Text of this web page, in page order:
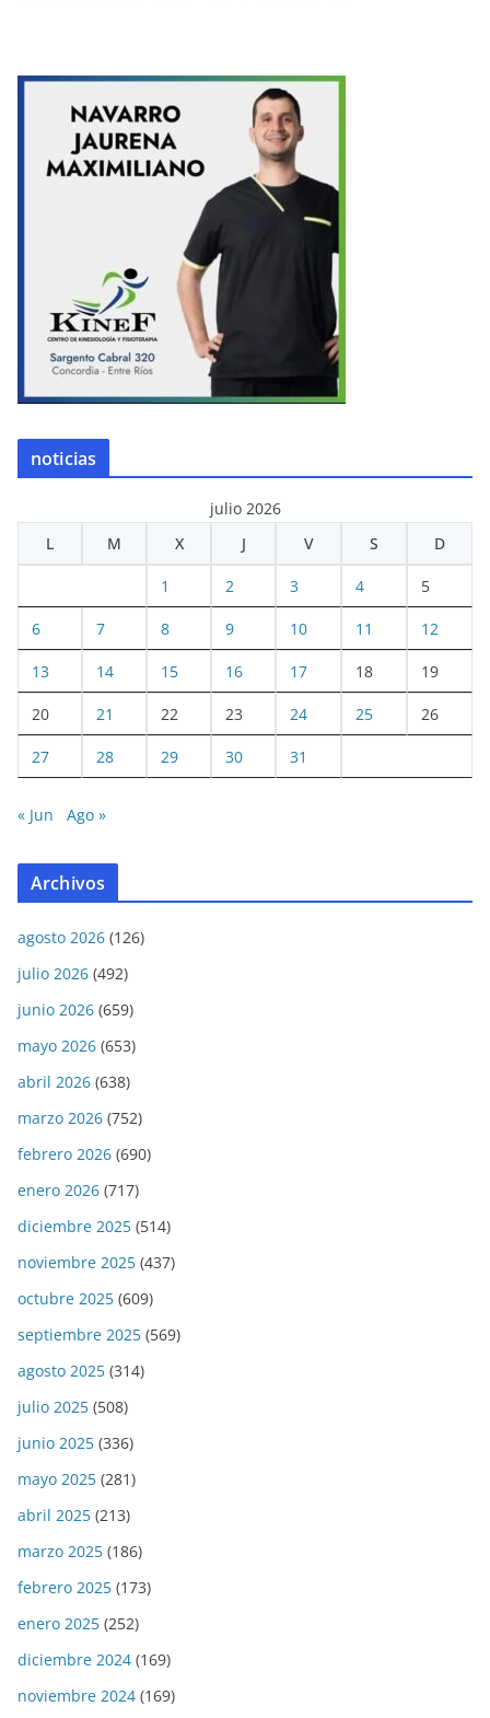
noticias
julio 2026
L
M X J V S D
1 2 3 4 5
6 7 8 9 10 11 12
13 14 15 16 17 18 19
20 21 22 23 24 25 26
27 28 29 30 31
« Jun Ago »
Archivos
agosto 2026 (126)
julio 2026 (492)
junio 2026 (659)
mayo 2026 (653)
abril 2026 (638)
marzo 2026 (752)
febrero 2026 (690)
enero 2026 (717)
diciembre 2025 (514)
noviembre 2025 (437)
octubre 2025 (609)
septiembre 2025 (569)
agosto 2025 (314)
julio 2025 (508)
junio 2025 (336)
mayo 2025 (281)
abril 2025 (213)
marzo 2025 (186)
febrero 2025 (173)
enero 2025 (252)
diciembre 2024 (169)
noviembre 2024 (169)